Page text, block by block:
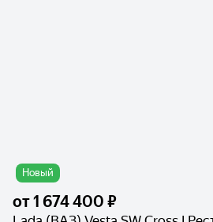
Новый
от1 674 400 ₽